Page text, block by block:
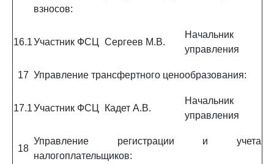
взносов:
16.1Участник ФСЦ Сергеев М.В.
Начальник
управления
17 Управление трансфертного ценообразования:
17.1Участник ФСЦ Кадет А.В.
Начальник
управления
18
Управление регистрации и учета
налогоплательщиков: